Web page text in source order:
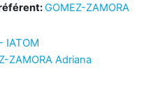
GOMEZ-ZAMORA
IATOM
ZAMORA Adriana